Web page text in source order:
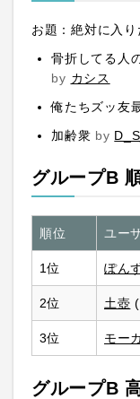
お題：絶対に入
骨折してる人
by カシス
俺たちズッ友
加齢衆 by
グループB
順位 ユー
1位 ぽん
2位 土壺
3位 モー
グループB